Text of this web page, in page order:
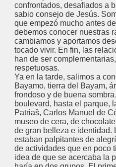
confrontados, desafiados a
sabio consejo de Jesús.
que empezó mucho antes
debemos conocer nuestras
cambiamos y aportamos
tocado vivir. En fin, las
han de ser
respetuosas.
Ya en la tarde, salimos a
Bayamo, tierra del Bayam,
frondoso y de buena
boulevard, hasta el parque,
Patriaš, Carlos Manuel de
museo de cera, de
de gran belleza e identidad.
estaban palpitantes de
de actividades que en poco
idea de que se acercaba la